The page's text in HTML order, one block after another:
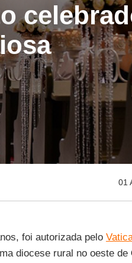
01
foi autorizada pelo
diocese rural no oeste de